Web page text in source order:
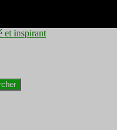
et inspirant